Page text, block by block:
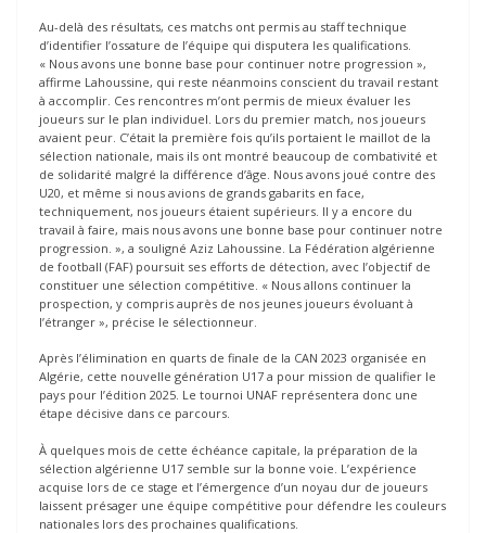
Au-delà des résultats, ces matchs ont permis au staff technique
d’identifier l’ossature de l’équipe qui disputera les qualifications.
« Nous avons une bonne base pour continuer notre progression »,
affirme Lahoussine, qui reste néanmoins conscient du travail restant
à accomplir. Ces rencontres m’ont permis de mieux évaluer les
joueurs sur le plan individuel. Lors du premier match, nos joueurs
avaient peur. C’était la première fois qu’ils portaient le maillot de la
sélection nationale, mais ils ont montré beaucoup de combativité et
de solidarité malgré la différence d’âge. Nous avons joué contre des
U20, et même si nous avions de grands gabarits en face,
techniquement, nos joueurs étaient supérieurs. Il y a encore du
travail à faire, mais nous avons une bonne base pour continuer notre
progression. », a souligné Aziz Lahoussine. La Fédération algérienne
de football (FAF) poursuit ses efforts de détection, avec l’objectif de
constituer une sélection compétitive. « Nous allons continuer la
prospection, y compris auprès de nos jeunes joueurs évoluant à
l’étranger », précise le sélectionneur.
Après l’élimination en quarts de finale de la CAN 2023 organisée en
Algérie, cette nouvelle génération U17 a pour mission de qualifier le
pays pour l’édition 2025. Le tournoi UNAF représentera donc une
étape décisive dans ce parcours.
À quelques mois de cette échéance capitale, la préparation de la
sélection algérienne U17 semble sur la bonne voie. L’expérience
acquise lors de ce stage et l’émergence d’un noyau dur de joueurs
laissent présager une équipe compétitive pour défendre les couleurs
nationales lors des prochaines qualifications.